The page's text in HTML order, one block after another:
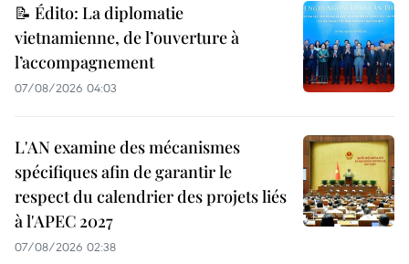
📝 Édito: La diplomatie
vietnamienne, de l’ouverture à
l’accompagnement
07/08/2026 04:03
L'AN examine des mécanismes
spécifiques afin de garantir le
respect du calendrier des projets liés
à l'APEC 2027
07/08/2026 02:38